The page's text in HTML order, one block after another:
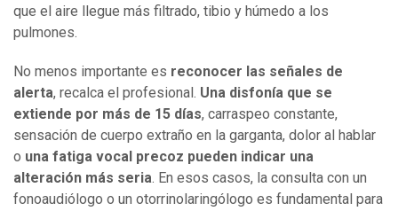
que el aire llegue más filtrado, tibio y húmedo a los
pulmones.
No menos importante es reconocer las señales de
alerta, recalca el profesional. Una disfonía que se
extiende por más de 15 días, carraspeo constante,
sensación de cuerpo extraño en la garganta, dolor al hablar
o una fatiga vocal precoz pueden indicar una
alteración más seria. En esos casos, la consulta con un
fonoaudiólogo o un otorrinolaringólogo es fundamental para